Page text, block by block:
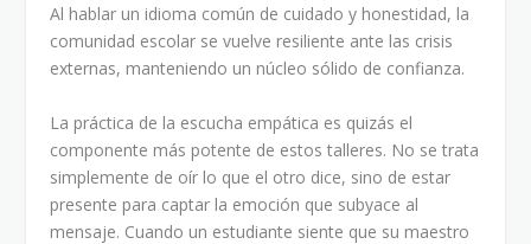
Al hablar un idioma común de cuidado y honestidad, la
comunidad escolar se vuelve resiliente ante las crisis
externas, manteniendo un núcleo sólido de confianza.
La práctica de la escucha empática es quizás el
componente más potente de estos talleres. No se trata
simplemente de oír lo que el otro dice, sino de estar
presente para captar la emoción que subyace al
mensaje. Cuando un estudiante siente que su maestro